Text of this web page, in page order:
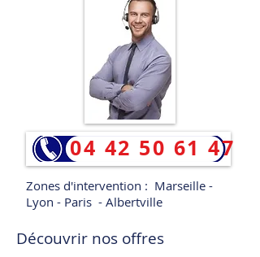
04 42 50 61 47
Zones d'intervention : Marseille -
Lyon - Paris - Albertville
Découvrir nos offres